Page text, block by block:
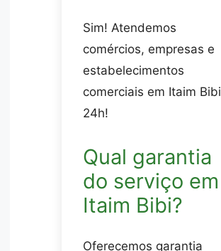
Sim! Atendemos
comércios, empresas e
estabelecimentos
comerciais em Itaim Bibi
24h!
Qual garantia
do serviço em
Itaim Bibi?
Oferecemos garantia